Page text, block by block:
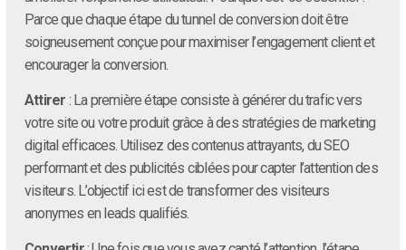
Parce que chaque étape du tunnel de conversion doit être
soigneusement conçue pour maximiser l’engagement client et
encourager la conversion.
Attirer : La première étape consiste à générer du trafic vers
votre site ou votre produit grâce à des stratégies de marketing
digital efficaces. Utilisez des contenus attrayants, du SEO
performant et des publicités ciblées pour capter l’attention des
visiteurs. L’objectif ici est de transformer des visiteurs
anonymes en leads qualifiés.